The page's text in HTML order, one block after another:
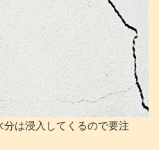
は浸入してくるので要注